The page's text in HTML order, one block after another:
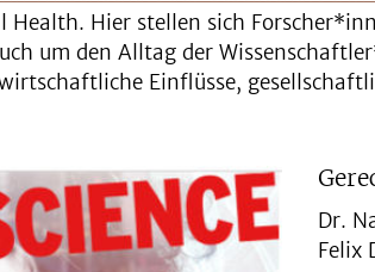
Health. Hier stellen sich
um den Alltag der
Einflüsse,
Dr.
Felix